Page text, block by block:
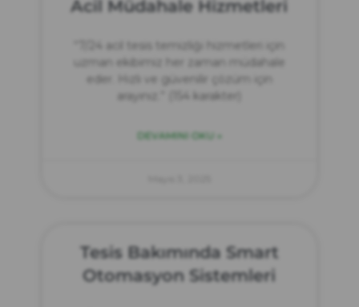
Acil Müdahale Hizmetleri
“7/24 acil tesis temizliği hizmetleri için
uzman ekibimiz her zaman müdahale
eder. Hızlı ve güvenilir çözüm için
arayınız.” (154 karakter)
DEVAMINI OKU »
Tesis Bakımında Smart
Otomasyon Sistemleri